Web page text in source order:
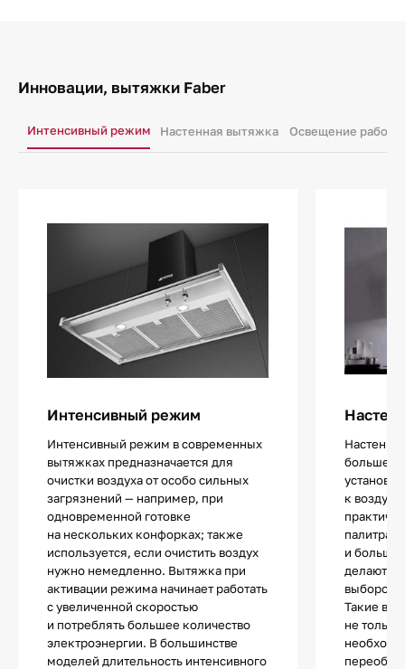
Инновации, вытяжки Faber
Интенсивный режим Настенная вытяжка Освещение
Интенсивный режим
Интенсивный режим в современных
вытяжках предназначается для
очистки воздуха от особо сильных
загрязнений — например, при
одновременной готовке
на нескольких конфорках; также
используется, если очистить воздух
нужно немедленно. Вытяжка при
активации режима начинает работать
с увеличенной скоростью
и потреблять большее количество
электроэнергии. В большинстве
моделей длительность интенсивного
больше
к
палитра
и
делают
выбором
Такие
не